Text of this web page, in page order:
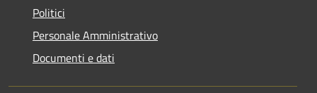
Politici
Personale Amministrativo
Documenti e dati